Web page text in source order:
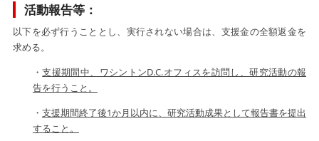
活動報告等：
以下を必ず行うこととし、実行されない場合は、支援金の全額返金を
求める。
・支援期間中、ワシントンD.C.オフィスを訪問し、研究活動の報
告を行うこと。
・ 支援期間終了後1か月以内に、研究活動成果として報告書を提出
すること。